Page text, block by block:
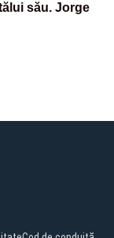
său. Jorge